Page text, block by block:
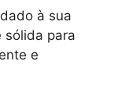
à sua
sólida para
e